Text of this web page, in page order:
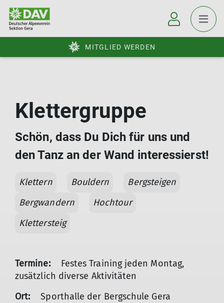
MITGLIED WERDEN
Klettergruppe
Schön, dass Du Dich für uns und
den Tanz an der Wand interessierst!
Klettern Bouldern
Bergsteigen
Bergwandern
Hochtour
Klettersteig
Termine:
Festes Training jeden Montag,
zusätzlich diverse Aktivitäten
Ort:
Sporthalle der Bergschule Gera